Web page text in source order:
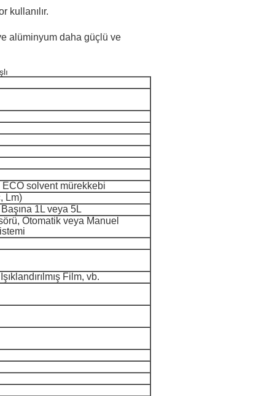
kullanılır.
alüminyum daha güçlü ve
solvent mürekkebi
Lm)
1L veya 5L
Otomatik veya Manuel
Film, vb.